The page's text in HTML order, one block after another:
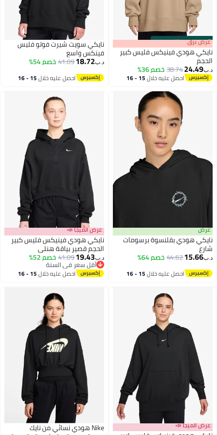
00m:00s
·باقي 100% عرض برق
نايكي هودي فينيكس فليس كبير
الحجم
د.ب‏24.49
38.74خصم 36%
احصل عليه خلال 15 - 16
2
نايكي سويت شيرت فوتو فليس
فينكس واسع
د.ب‏18.72
41.09خصم 54%
احصل عليه خلال 15 - 16
2
عرض
نايكي هودي بقلنسوة برسومات
شارع
د.ب‏15.66
44.62خصم 64%
احصل عليه خلال 15 - 16
3
عرض الميجا 📣
نايكي هودي فينيكس فليس كبير
الحجم قصير بياقة هنلي
د.ب‏19.43
41.09خصم 52%
أقل سعر في السنة
أقل سعر في السنة
احصل عليه خلال 15 - 16
عرض الميجا 📣 Nike هودي نسائي من نايك